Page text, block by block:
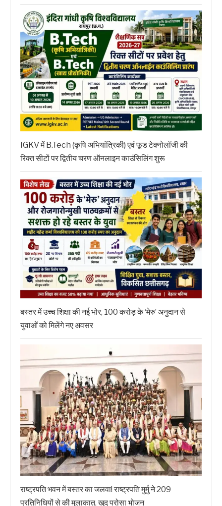
IGKV में B.Tech (कृषि अभियांत्रिकी) एवं फूड टेक्नोलॉजी की
रिक्त सीटों पर द्वितीय चरण ऑनलाइन काउंसिलिंग शुरू
बस्तर में उच्च शिक्षा की नई भोर, 100 करोड़ के ‘मेरु’ अनुदान से
युवाओं को मिलेंगे नए अवसर
राष्ट्रपति भवन में बस्तर का जलवा! राष्ट्रपति मुर्मु ने 209
प्रतिनिधियों से की मुलाकात, खुद परोसा भोजन